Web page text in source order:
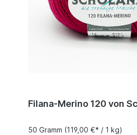
Filana-Merino 120 von
50 Gramm (119,00 €* / 1 kg)